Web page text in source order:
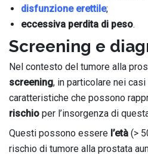
disfunzione erettile;
eccessiva perdita di peso.
Screening e
Nel contesto del tumore alla
screening, in particolare nei
caratteristiche che possono
rischio per l’insorgenza di
Questi possono essere l’età (>
rischio di tumore alla prostata